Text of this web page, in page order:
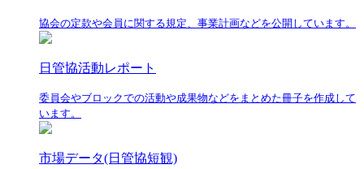
協会の定款や会員に関する規定、事業計画などを公開しています。
日管協活動レポート
委員会やブロックでの活動や成果物などをまとめた冊子を作成して
います。
市場データ(日管協短観)